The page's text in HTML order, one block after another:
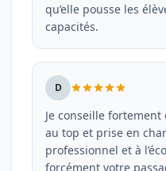
qu’elle pousse les
capacités.
D
Je conseille
au top et prise en
professionnel et à
forcément votre